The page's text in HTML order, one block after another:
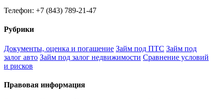
Телефон: +7 (843) 789-21-47
Рубрики
Документы, оценка и погашение Займ под ПТС Займ под
залог авто Займ под залог недвижимости Сравнение условий
и рисков
Правовая информация